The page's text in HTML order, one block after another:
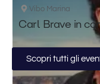
Vibo Marina
Carl Brave in
Scopri tutti gli